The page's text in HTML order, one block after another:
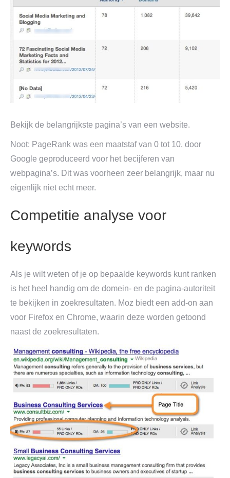
Bekijk de belangrijkste pagina’s van een website.
Noot: PageRank was een maatstaf van 0 tot 10, door
Google geproduceerd voor het becijferen van
webpagina’s. Dit was voorheen zeer belangrijk, maar nu
eigenlijk niet echt meer.
Competitie analyse voor
keywords
Als je wilt weten of je op bepaalde keywords kunt ranken
is het heel handig om de domein- en de pagina-autoriteit
te bekijken in zoekresultaten. Moz biedt een add-on aan
voor Firefox en Chrome, waarin deze worden getoond
naast de zoekresultaten.